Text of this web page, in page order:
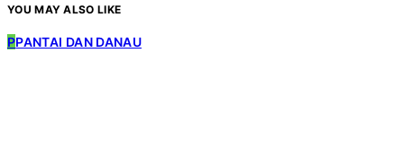
YOU MAY ALSO LIKE
PPANTAI DAN DANAU